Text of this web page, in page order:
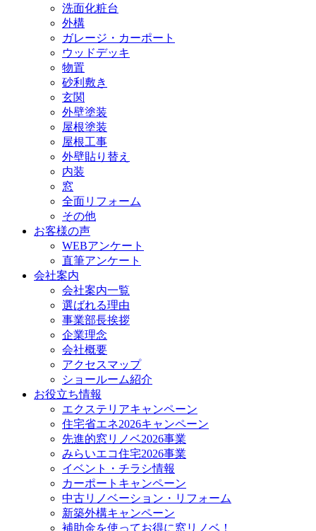
洗面化粧台
外構
ガレージ・カーポート
ウッドデッキ
物置
砂利敷き
玄関
外壁塗装
屋根塗装
屋根工事
外壁貼り替え
内装
窓
全面リフォーム
その他
お客様の声
WEBアンケート
直筆アンケート
会社案内
会社案内一覧
選ばれる理由
事業部長挨拶
企業理念
会社概要
アクセスマップ
ショールーム紹介
お役立ち情報
エクステリアキャンペーン
住宅省エネ2026キャンペーン
先進的窓リノベ2026事業
みらいエコ住宅2026事業
イベント・チラシ情報
カーポートキャンペーン
中古リノベーション・リフォーム
新築外構キャンペーン
補助金を使ってお得に窓リノベ！